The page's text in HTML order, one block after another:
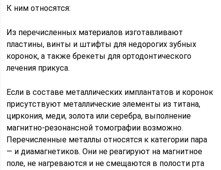
К ним относятся:
Из перечисленных материалов изготавливают
пластины, винты и штифты для недорогих зубных
коронок, а также брекеты для ортодонтического
лечения прикуса.
Если в составе металлических имплантатов и коронок
присутствуют металлические элементы из титана,
циркония, меди, золота или серебра, выполнение
магнитно-резонансной томографии возможно.
Перечисленные металлы относятся к категории пара
— и диамагнетиков. Они не реагируют на магнитное
поле, не нагреваются и не смещаются в полости рта